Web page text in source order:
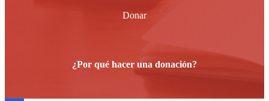
Donar
¿Por qué hacer una donación?